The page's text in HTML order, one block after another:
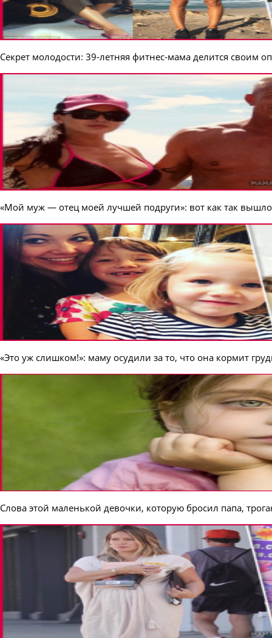
Секрет молодости: 39-летняя фитнес-мама делится своим
«Мой муж — отец моей лучшей подруги»: вот как так вышло
«Это уж слишком!»: маму осудили за то, что она кормит
Слова этой маленькой девочки, которую бросил папа,